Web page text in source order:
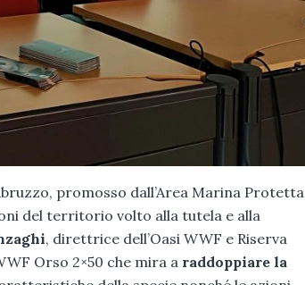
promosso dall’Area Marina Protetta
del territorio volto alla tutela e alla
, direttrice dell’Oasi WWF e Riserva
Orso 2×50 che mira a raddoppiare la